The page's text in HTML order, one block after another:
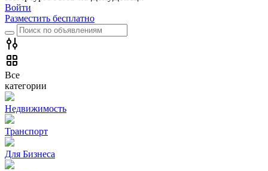
Войти
Разместить бесплатно
Все
категории
Недвижимость
Транспорт
Для Бизнеса